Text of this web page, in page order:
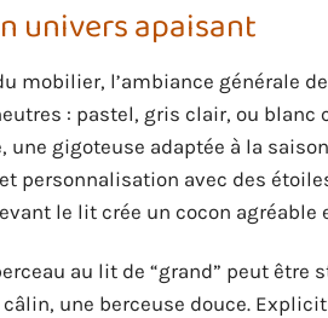
univers apaisant
mobilier, l’ambiance générale
: pastel, gris clair, ou
une gigoteuse adaptée à la
personnalisation avec des
le lit crée un cocon
au lit de “grand” peut être
une berceuse douce.